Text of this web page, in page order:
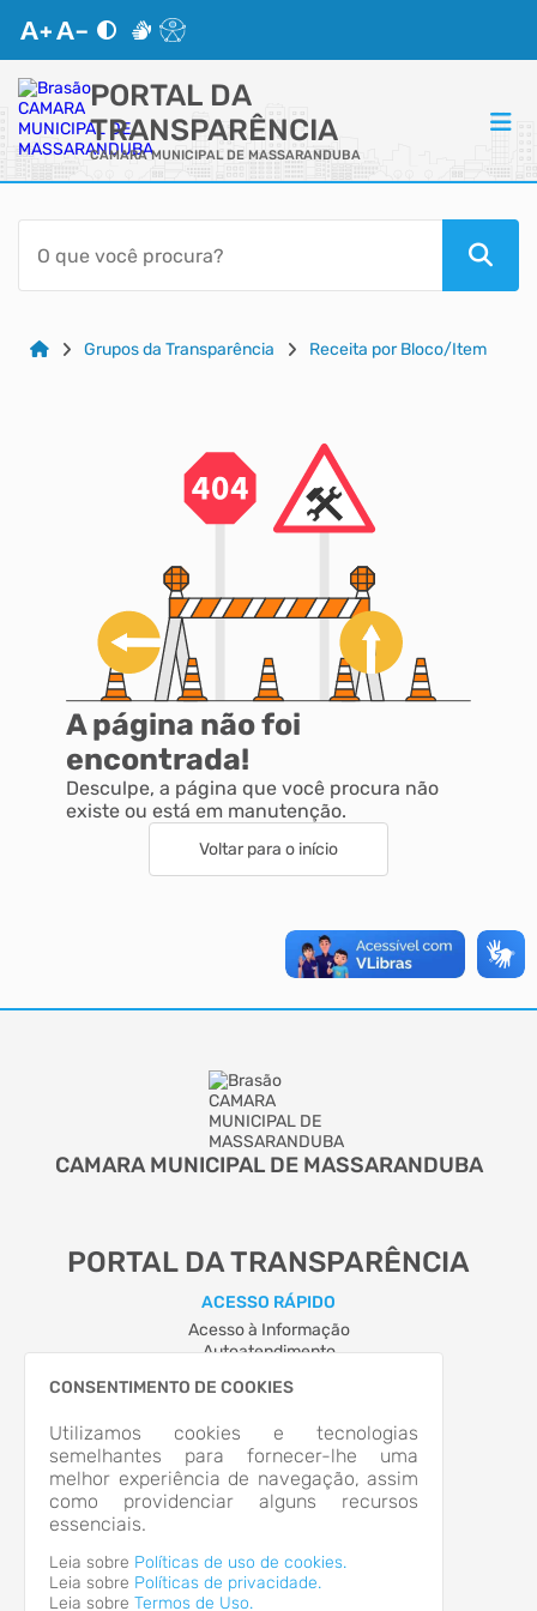
PORTAL DA
TRANSPARÊNCIA
CAMARA MUNICIPAL DE MASSARANDUBA
ACESSO RÁPIDO
Acessibilidade
CidadãoGrupos da Transparência Receita por Bloco/Item
A página não foi
encontrada!
Desculpe, a página que você procura não
existe ou está em manutenção.
Voltar para o início
CONSENTIMENTO DE COOKIES
Utilizamos cookies e tecnologias
semelhantes para fornecer-lhe uma
melhor experiência de navegação, assim
como providenciar alguns recursos
essenciais.
Leia sobre Políticas de uso de cookies.
Leia sobre Políticas de privacidade.
Leia sobre Termos de Uso.
CAMARA MUNICIPAL DE MASSARANDUBA
PORTAL DA TRANSPARÊNCIA
ACESSO RÁPIDO
Acesso à Informação
Autoatendimento
RUA PAULO CARDOSO, Nº 166, CENTRO
Massaranduba/SC
CEP: 89.380-364
Abrir no Mapa
HORÁRIO DE ATENDIMENTO